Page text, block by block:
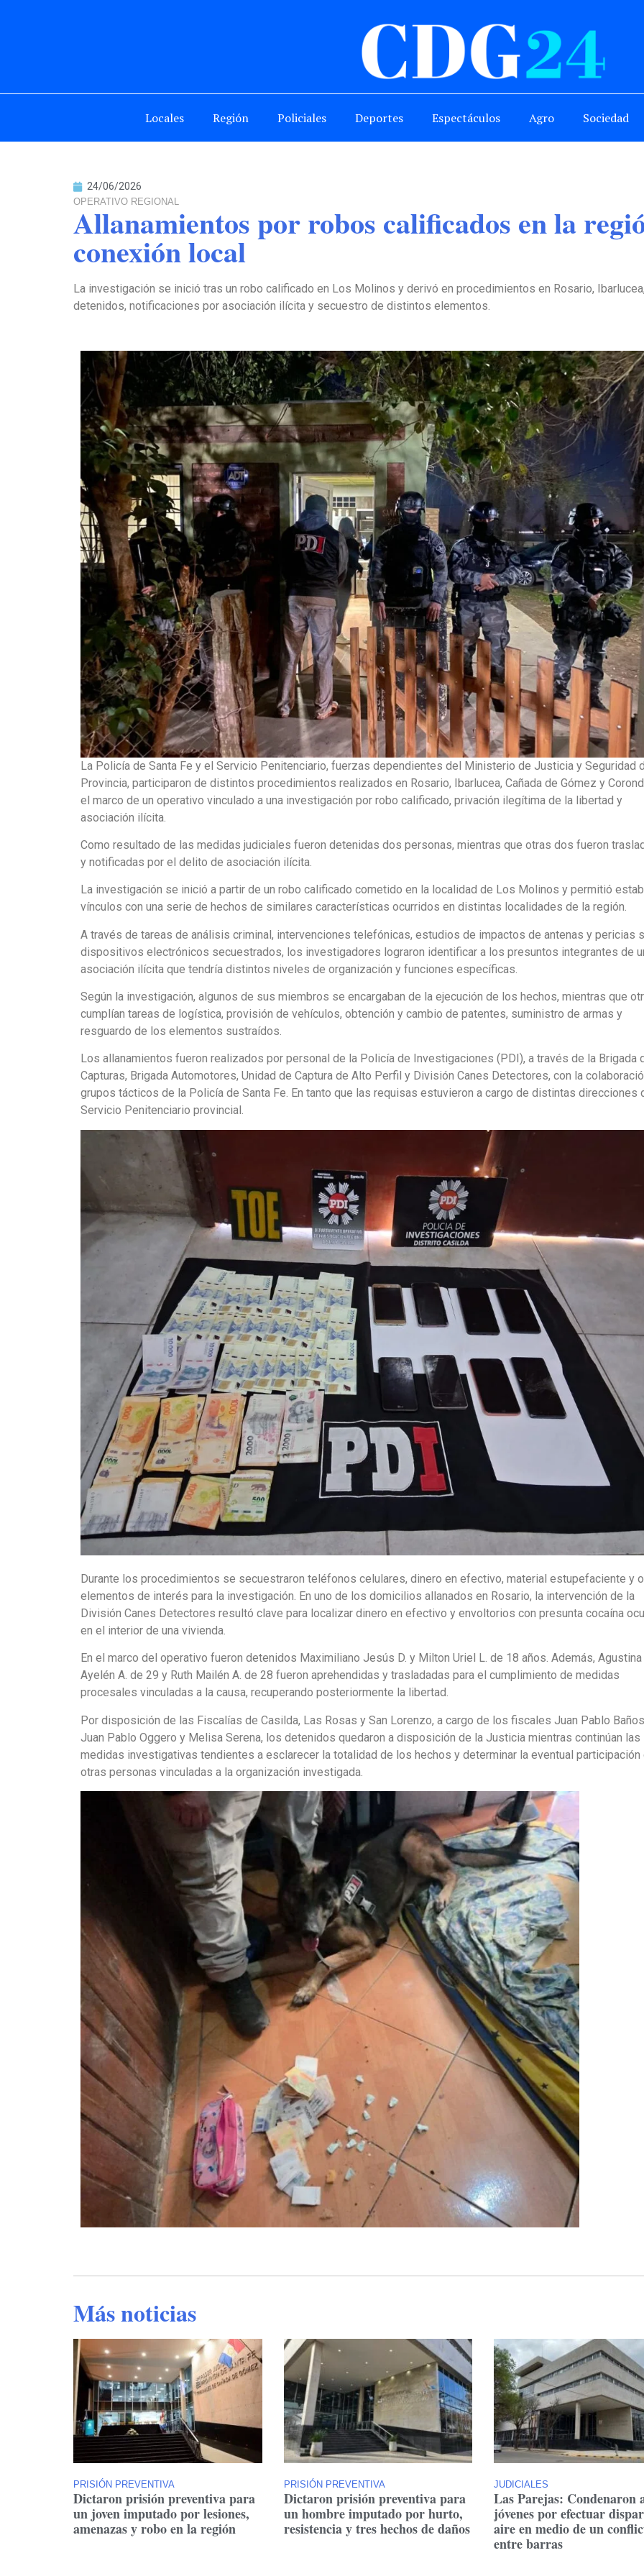
Locales Región Policiales Deportes Espectáculos Agro Sociedad
24/06/2026
OPERATIVO REGIONAL
Allanamientos por robos calificados en la
conexión local
La investigación se inició tras un robo calificado en Los Molinos y derivó en procedimientos en Rosario,
detenidos, notificaciones por asociación ilícita y secuestro de distintos elementos.
La Policía de Santa Fe y el Servicio Penitenciario, fuerzas dependientes del Ministerio de Justicia y Seguridad
Provincia, participaron de distintos procedimientos realizados en Rosario, Ibarlucea, Cañada de Gómez y
el marco de un operativo vinculado a una investigación por robo calificado, privación ilegítima de la libertad y
asociación ilícita.
Como resultado de las medidas judiciales fueron detenidas dos personas, mientras que otras dos fueron
y notificadas por el delito de asociación ilícita.
La investigación se inició a partir de un robo calificado cometido en la localidad de Los Molinos y permitió
vínculos con una serie de hechos de similares características ocurridos en distintas localidades de la región.
A través de tareas de análisis criminal, intervenciones telefónicas, estudios de impactos de antenas y pericias
dispositivos electrónicos secuestrados, los investigadores lograron identificar a los presuntos integrantes de
asociación ilícita que tendría distintos niveles de organización y funciones específicas.
Según la investigación, algunos de sus miembros se encargaban de la ejecución de los hechos, mientras que
cumplían tareas de logística, provisión de vehículos, obtención y cambio de patentes, suministro de armas y
resguardo de los elementos sustraídos.
Los allanamientos fueron realizados por personal de la Policía de Investigaciones (PDI), a través de la Brigada
Capturas, Brigada Automotores, Unidad de Captura de Alto Perfil y División Canes Detectores, con la
grupos tácticos de la Policía de Santa Fe. En tanto que las requisas estuvieron a cargo de distintas direcciones
Servicio Penitenciario provincial.
Durante los procedimientos se secuestraron teléfonos celulares, dinero en efectivo, material estupefaciente y
elementos de interés para la investigación. En uno de los domicilios allanados en Rosario, la intervención de la
División Canes Detectores resultó clave para localizar dinero en efectivo y envoltorios con presunta cocaína
en el interior de una vivienda.
En el marco del operativo fueron detenidos Maximiliano Jesús D. y Milton Uriel L. de 18 años. Además, Agustina
Ayelén A. de 29 y Ruth Mailén A. de 28 fueron aprehendidas y trasladadas para el cumplimiento de medidas
procesales vinculadas a la causa, recuperando posteriormente la libertad.
Por disposición de las Fiscalías de Casilda, Las Rosas y San Lorenzo, a cargo de los fiscales Juan Pablo
Juan Pablo Oggero y Melisa Serena, los detenidos quedaron a disposición de la Justicia mientras continúan las
medidas investigativas tendientes a esclarecer la totalidad de los hechos y determinar la eventual participación
otras personas vinculadas a la organización investigada.
Más noticias
PRISIÓN PREVENTIVA
Dictaron prisión preventiva para
un joven imputado por lesiones,
amenazas y robo en la región
PRISIÓN PREVENTIVA
Dictaron prisión preventiva para
un hombre imputado por hurto,
resistencia y tres hechos de daños
JUDICIALES
Las Parejas: Condenaron
jóvenes por efectuar
aire en medio de un
entre barras